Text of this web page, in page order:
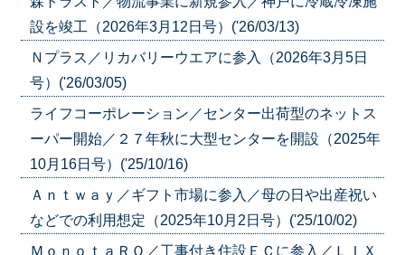
設を竣工（2026年3月12日号）('26/03/13)
Ｎプラス／リカバリーウエアに参入（2026年3月5日
号）('26/03/05)
ライフコーポレーション／センター出荷型のネットス
ーパー開始／２７年秋に大型センターを開設（2025年
10月16日号）('25/10/16)
Ａｎｔｗａｙ／ギフト市場に参入／母の日や出産祝い
などでの利用想定（2025年10月2日号）('25/10/02)
ＭｏｎｏｔａＲＯ／工事付き住設ＥＣに参入／ＬＩＸ